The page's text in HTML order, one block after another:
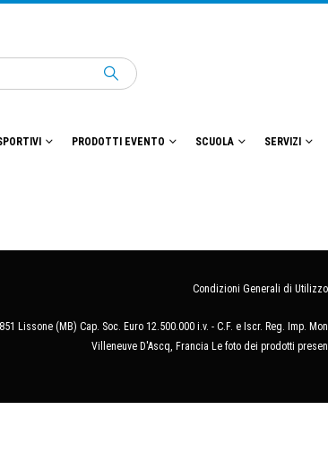
PRODOTTI EVENTO SCUOLA SERVIZI
Condizioni Generali di Utilizzo
Lissone (MB) Cap. Soc. Euro 12.500.000 i.v. - C.F. e Iscr. Reg. Imp.
Villeneuve D'Ascq, Francia Le foto dei prodotti